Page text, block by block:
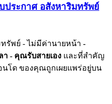
ประกาศ อสังหาริมทรัพย์
รัพย์ - ไม่มีค่านายหน้า -
า - คุณรับสายเอง และที่สำคัญ
โด ของคุณถูกเผยแพร่อยู่บน